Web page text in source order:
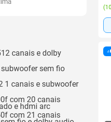
canais e dolby
sem fio
1 canais e subwoofer
com 20 canais
e hdmi arc
com 21 canais
(